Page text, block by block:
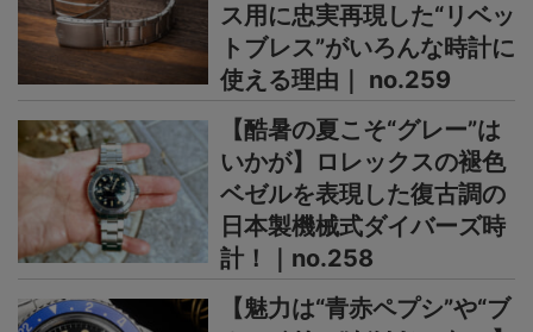
ス用に忠実再現した“リベッ
トブレス”がいろんな時計に
使える理由｜ no.259
【酷暑の夏こそ“グレー”は
いかが】ロレックスの褪色
ベゼルを表現した復古調の
日本製機械式ダイバーズ時
計！｜no.258
【魅力は“青赤ペプシ”や“ブ